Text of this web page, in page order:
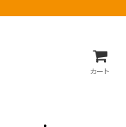
カート